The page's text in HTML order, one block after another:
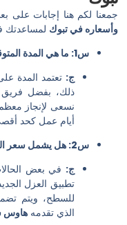
جمعنا لكم هنا إجابات على
وأسعاره في تبوك لمساعدتك
س1: ما هي المدة المتوقعة لعملية عزل السطح؟
ج: تعتمد المدة
ذلك، بفضل
نسعى لإنجاز
أيام عمل كحد
س2: هل يشمل سعر العزل إزالة العزل القديم؟
ج: في بعض
تطبيق العزل
للسطح، ويتم
الذي تقدمههاوس